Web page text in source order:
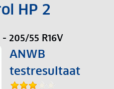
HP 2
205/55 R16V
ANWB
testresultaat